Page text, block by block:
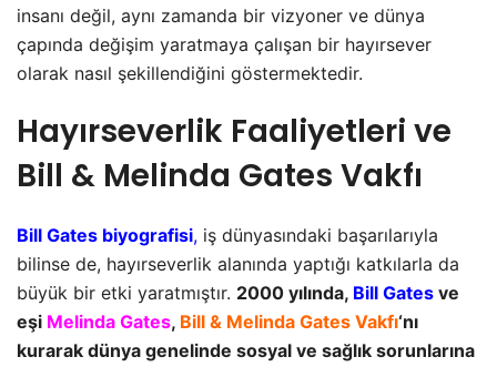
insanı değil, aynı zamanda bir vizyoner ve dünya
çapında değişim yaratmaya çalışan bir hayırsever
olarak nasıl şekillendiğini göstermektedir.
Hayırseverlik Faaliyetleri ve
Bill & Melinda Gates Vakfı
Bill Gates biyografisi, iş dünyasındaki başarılarıyla
bilinse de, hayırseverlik alanında yaptığı katkılarla da
büyük bir etki yaratmıştır. 2000 yılında, Bill Gates ve
eşi Melinda Gates, Bill & Melinda Gates Vakfı‘nı
kurarak dünya genelinde sosyal ve sağlık sorunlarına